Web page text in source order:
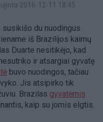
2016-12-11 18:45
susikišo du nuodingus
iš Brazilijos kaimų
Duarte nesitikėjo, kad
ir atsargiai gyvatę
buvo nuodingos, tačiau
Jis atsipirko tik
Brazilas gyvatėmis
kaip su jomis elgtis.